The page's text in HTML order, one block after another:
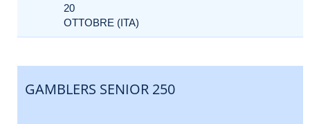
20
OTTOBRE (ITA)
GAMBLERS SENIOR 250